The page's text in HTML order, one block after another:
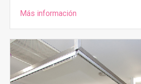
Más información